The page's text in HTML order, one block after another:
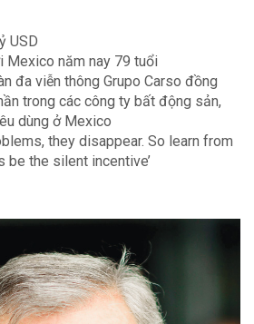
USD
Mexico năm nay 79 tuổi
đa viễn thông Grupo Carso đồng
trong các công ty bất động sản,
dùng ở Mexico
they disappear. So learn from
the silent incentive’